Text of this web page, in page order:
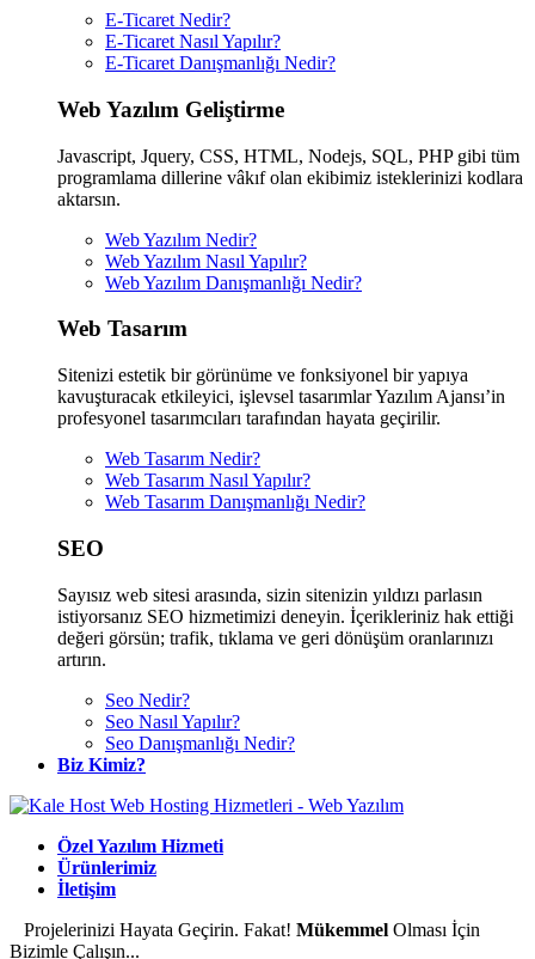
E-Ticaret Nedir?
E-Ticaret Nasıl Yapılır?
E-Ticaret Danışmanlığı Nedir?
Web Yazılım Geliştirme
Javascript, Jquery, CSS, HTML, Nodejs, SQL, PHP gibi tüm
programlama dillerine vâkıf olan ekibimiz isteklerinizi kodlara
aktarsın.
Web Yazılım Nedir?
Web Yazılım Nasıl Yapılır?
Web Yazılım Danışmanlığı Nedir?
Web Tasarım
Sitenizi estetik bir görünüme ve fonksiyonel bir yapıya
kavuşturacak etkileyici, işlevsel tasarımlar Yazılım Ajansı’in
profesyonel tasarımcıları tarafından hayata geçirilir.
Web Tasarım Nedir?
Web Tasarım Nasıl Yapılır?
Web Tasarım Danışmanlığı Nedir?
SEO
Sayısız web sitesi arasında, sizin sitenizin yıldızı parlasın
istiyorsanız SEO hizmetimizi deneyin. İçerikleriniz hak ettiği
değeri görsün; trafik, tıklama ve geri dönüşüm oranlarınızı
artırın.
Seo Nedir?
Seo Nasıl Yapılır?
Seo Danışmanlığı Nedir?
Biz Kimiz?
Özel Yazılım Hizmeti
Ürünlerimiz
İletişim
Projelerinizi Hayata Geçirin. Fakat! Mükemmel Olması İçin
Bizimle Çalışın...